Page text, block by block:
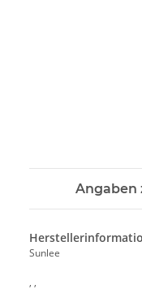
Angaben
Sunlee
, ,